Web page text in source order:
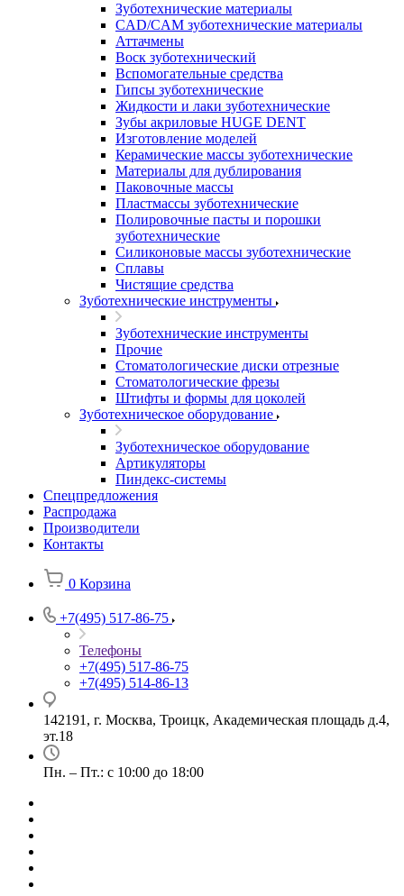
Зуботехнические материалы
CAD/CAM зуботехнические материалы
Аттачмены
Воск зуботехнический
Вспомогательные средства
Гипсы зуботехнические
Жидкости и лаки зуботехнические
Зубы акриловые HUGE DENT
Изготовление моделей
Керамические массы зуботехнические
Материалы для дублирования
Паковочные массы
Пластмассы зуботехнические
Полировочные пасты и порошки
зуботехнические
Силиконовые массы зуботехнические
Сплавы
Чистящие средства
Зуботехнические инструменты
Зуботехнические инструменты
Прочие
Стоматологические диски отрезные
Стоматологические фрезы
Штифты и формы для цоколей
Зуботехническое оборудование
Зуботехническое оборудование
Артикуляторы
Пиндекс-системы
Спецпредложения
Распродажа
Производители
Контакты
0 Корзина
+7(495) 517-86-75
Телефоны
+7(495) 517-86-75
+7(495) 514-86-13
142191, г. Москва, Троицк, Академическая площадь д.4,
эт.18
Пн. – Пт.: с 10:00 до 18:00